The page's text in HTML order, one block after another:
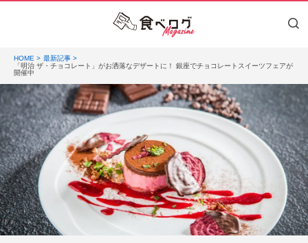
HOME
最新記事
「明治 ザ・チョコレート」がお洒落なデザートに！ 銀座でチョコレートスイーツフェアが
開催中